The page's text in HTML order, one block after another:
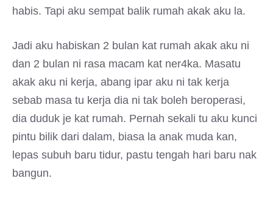
habis. Tapi aku sempat balik rumah akak aku la.
Jadi aku habiskan 2 bulan kat rumah akak aku ni
dan 2 bulan ni rasa macam kat ner4ka. Masatu
akak aku ni kerja, abang ipar aku ni tak kerja
sebab masa tu kerja dia ni tak boleh beroperasi,
dia duduk je kat rumah. Pernah sekali tu aku kunci
pintu bilik dari dalam, biasa la anak muda kan,
lepas subuh baru tidur, pastu tengah hari baru nak
bangun.